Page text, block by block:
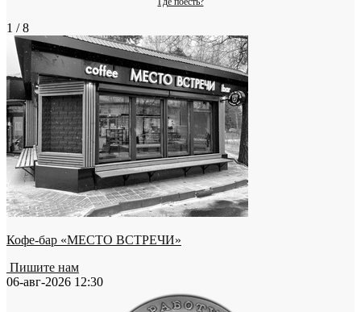
1 / 8
Кофе-бар «МЕСТО ВСТРЕЧИ»
Пишите нам
06-авг-2026 12:30